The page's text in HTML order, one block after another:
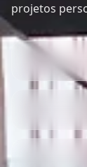
projetos